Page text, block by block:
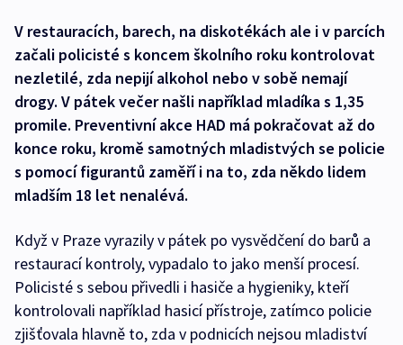
V restauracích, barech, na diskotékách ale i v parcích
začali policisté s koncem školního roku kontrolovat
nezletilé, zda nepijí alkohol nebo v sobě nemají
drogy. V pátek večer našli například mladíka s 1,35
promile. Preventivní akce HAD má pokračovat až do
konce roku, kromě samotných mladistvých se policie
s pomocí figurantů zaměří i na to, zda někdo lidem
mladším 18 let nenalévá.
Když v Praze vyrazily v pátek po vysvědčení do barů a
restaurací kontroly, vypadalo to jako menší procesí.
Policisté s sebou přivedli i hasiče a hygieniky, kteří
kontrolovali například hasicí přístroje, zatímco policie
zjišťovala hlavně to, zda v podnicích nejsou mladiství